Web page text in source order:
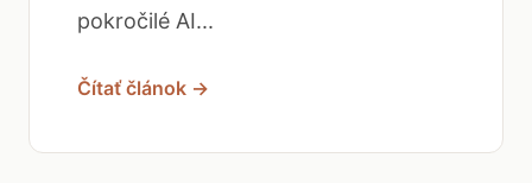
pokročilé AI...
Čítať článok →